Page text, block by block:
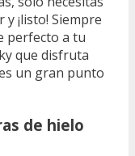
¡listo! Siempre
perfecto a tu
que disfruta
un gran punto
de hielo